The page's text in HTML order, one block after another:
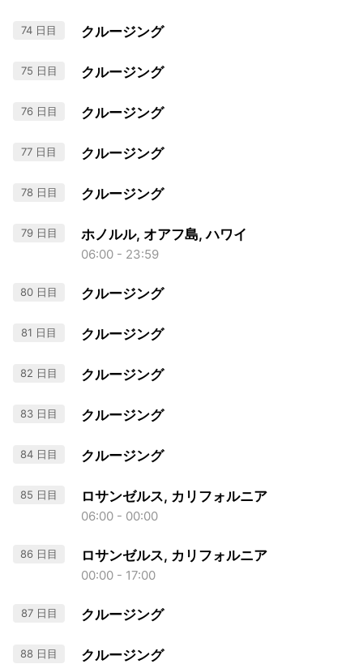
74 日目 クルージング
75 日目 クルージング
76 日目 クルージング
77 日目 クルージング
78 日目 クルージング
79 日目 ホノルル, オアフ島, ハワイ
06:00 - 23:59
80 日目 クルージング
81 日目 クルージング
82 日目 クルージング
83 日目 クルージング
84 日目 クルージング
85 日目 ロサンゼルス, カリフォルニア
06:00 - 00:00
86 日目 ロサンゼルス, カリフォルニア
00:00 - 17:00
87 日目 クルージング
88 日目 クルージング